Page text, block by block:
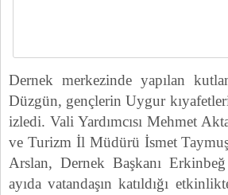
Dernek merkezinde yapılan
Düzgün, gençlerin Uygur
izledi. Vali Yardımcısı Mehmet
ve Turizm İl Müdürü İsmet
Arslan, Dernek Başkanı
ayıda vatandaşın katıldığı